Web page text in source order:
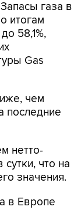
газа в
итогам
58,1%,
Gas
чем
последние
нетто-
что на
значения.
в Европе